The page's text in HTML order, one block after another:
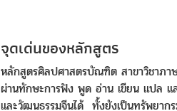
จุดเด่นของหลักสูตร
หลักสูตรศิลปศาสตรบัณฑิต สาขาวิชาภา
ผ่านทักษะการฟัง พูด อ่าน เขียน แปล แ
และวัฒนธรรมจีนได้ ทั้งยังเป็นทรัพยาก